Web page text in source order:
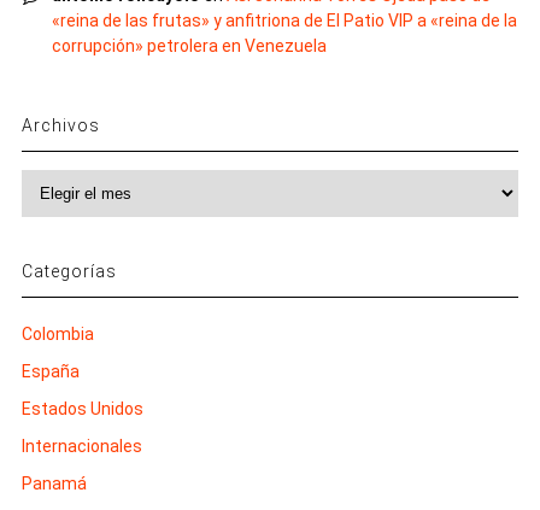
«reina de las frutas» y anfitriona de El Patio VIP a «reina de la
corrupción» petrolera en Venezuela
Archivos
Archivos
Categorías
Colombia
España
Estados Unidos
Internacionales
Panamá